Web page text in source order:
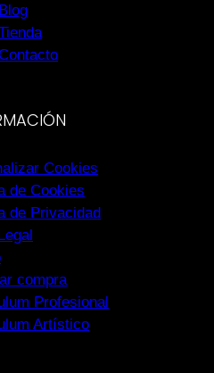
Blog
Cookies
de Cookies
de Privacidad
compra
Profesional
Artístico